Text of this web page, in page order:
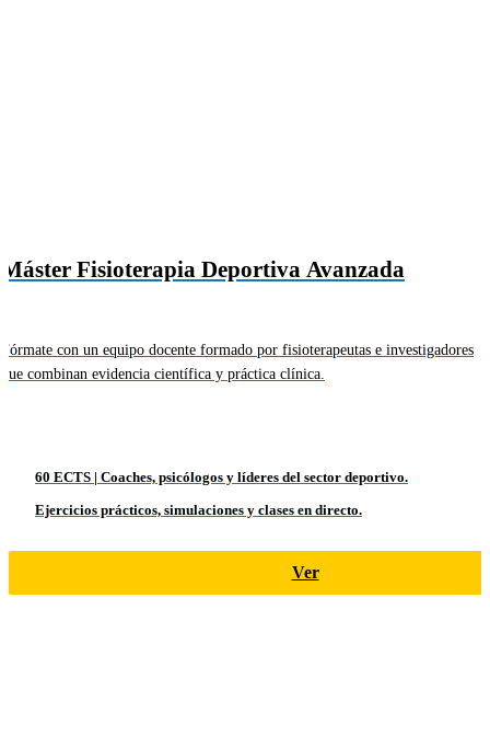
Máster Fisioterapia Deportiva Avanzada
Fórmate con un equipo docente formado por fisioterapeutas e investigadores
que combinan evidencia científica y práctica clínica.
60 ECTS | Coaches, psicólogos y líderes del sector deportivo.
Ejercicios prácticos, simulaciones y clases en directo.
Ver